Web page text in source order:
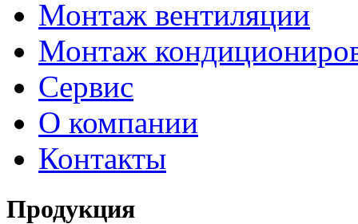
Монтаж вентиляции
Монтаж
Сервис
О компании
Контакты
Продукция